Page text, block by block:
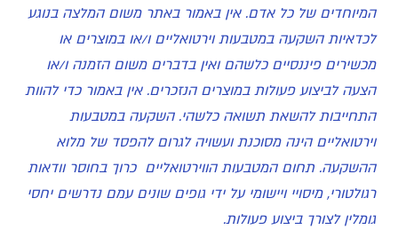
המיוחדים של כל אדם. אין באמור באתר משום המלצה בנוגע
לכדאיות השקעה במטבעות וירטואליים ו/או במוצרים או
מכשירים פיננסיים כלשהם ואין בדברים משום הזמנה ו/או
הצעה לביצוע פעולות במוצרים הנזכרים. אין באמור כדי להוות
התחייבות להשאת תשואה כלשהי. השקעה במטבעות
וירטואליים הינה מסוכנת ועשויה לגרום להפסד של מלוא
ההשקעה. תחום המטבעות הווירטואליים כרוך בחוסר וודאות
רגולטורי, מיסויי ויישומי על ידי גופים שונים עמם נדרשים יחסי
גומלין לצורך ביצוע פעולות.